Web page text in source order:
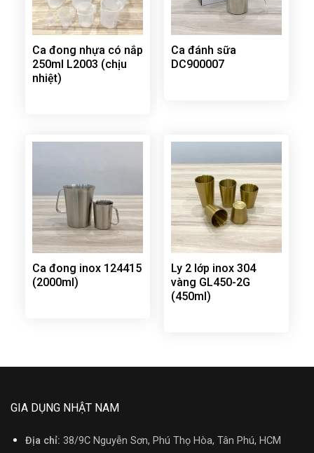
Ca đong nhựa có nắp
250ml L2003 (chịu
nhiệt)
Ca đánh sữa
DC900007
Ca đong inox 124415
(2000ml)
Ly 2 lớp inox 304
vàng GL450-2G
(450ml)
GIA DỤNG NHẬT NAM
Địa chỉ: 38/9C Nguyễn Sơn, Phú Thọ Hòa, Tân Phú, HCM